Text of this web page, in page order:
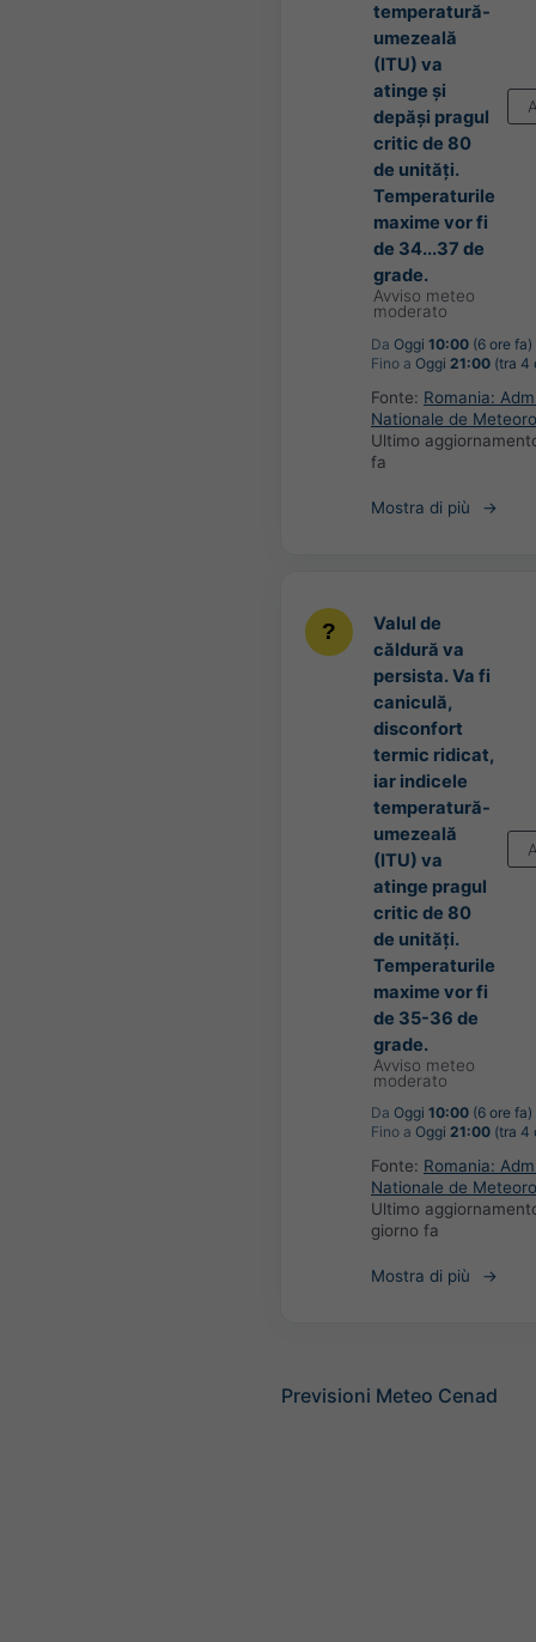
temperatură-
umezeală
(ITU) va
atinge și
depăși pragul
critic de 80
de unități.
Temperaturile
maxime vor fi
de 34...37 de
grade.
Avviso meteo
moderato
Da Oggi 10:00 (6 ore fa)
Fino a Oggi 21:00 (tra 4
Fonte: Romania:
Nationale de
Ultimo
fa
Mostra di più
Valul de
căldură va
persista. Va fi
caniculă,
disconfort
termic ridicat,
iar indicele
temperatură-
umezeală
(ITU) va
atinge pragul
critic de 80
de unități.
Temperaturile
maxime vor fi
de 35-36 de
grade.
Avviso meteo
moderato
Da Oggi 10:00 (6 ore fa)
Fino a Oggi 21:00 (tra 4
Fonte: Romania:
Nationale de
Ultimo
giorno fa
Mostra di più
Previsioni Meteo Cenad